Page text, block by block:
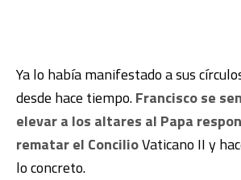
Ya lo había manifestado a sus
desde hace tiempo.Francisco se
elevar a los altares al Papa
rematar el ConcilioVaticano II y
lo concreto.